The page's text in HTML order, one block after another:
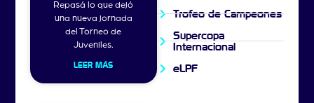
Repasá lo que dejó
una nueva jornada
del Torneo de
Juveniles.
LEER MÁS
Trofeo de Campeones
Supercopa
Internacional
eLPF